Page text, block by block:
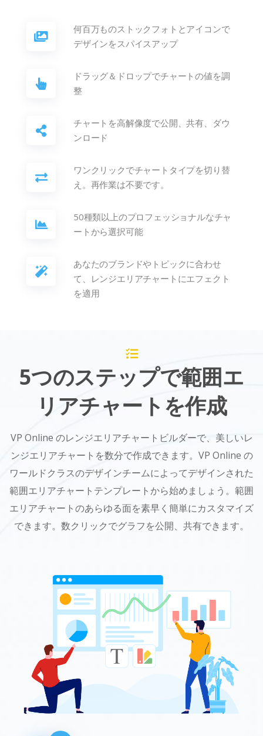
何百万ものストックフォトとアイコンで
デザインをスパイスアップ
ドラッグ＆ドロップでチャートの値を調
整
チャートを高解像度で公開、共有、ダウ
ンロード
ワンクリックでチャートタイプを切り替
え。再作業は不要です。
50種類以上のプロフェッショナルなチャ
ートから選択可能
あなたのブランドやトピックに合わせ
て、レンジエリアチャートにエフェクト
を適用
5つのステップで範囲エ
リアチャートを作成
VP Online のレンジエリアチャートビルダーで、美しいレ
ンジエリアチャートを数分で作成できます。VP Online の
ワールドクラスのデザインチームによってデザインされた
範囲エリアチャートテンプレートから始めましょう。範囲
エリアチャートのあらゆる面を素早く簡単にカスタマイズ
できます。数クリックでグラフを公開、共有できます。